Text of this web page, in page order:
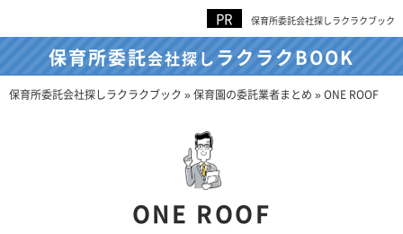
保育所委託会社探しラクラクブック
保育所委託会社探し ラクラクBOOK
保育所委託会社探しラクラクブック »保育園の委託業者まとめ »ONE ROOF
ONE ROOF